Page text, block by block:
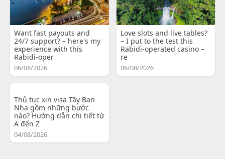
Want fast payouts and
24/7 support? – here's my
experience with this
Rabidi-oper
06/08/2026
Love slots and live tables?
– I put to the test this
Rabidi-operated casino –
re
06/08/2026
Thủ tục xin visa Tây Ban
Nha gồm những bước
nào? Hướng dẫn chi tiết từ
A đến Z
04/08/2026